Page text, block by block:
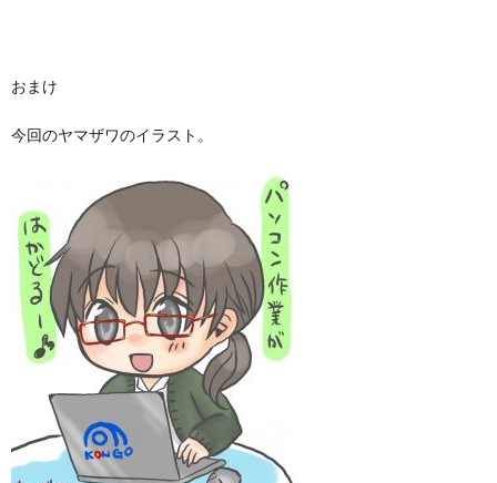
おまけ
今回のヤマザワのイラスト。